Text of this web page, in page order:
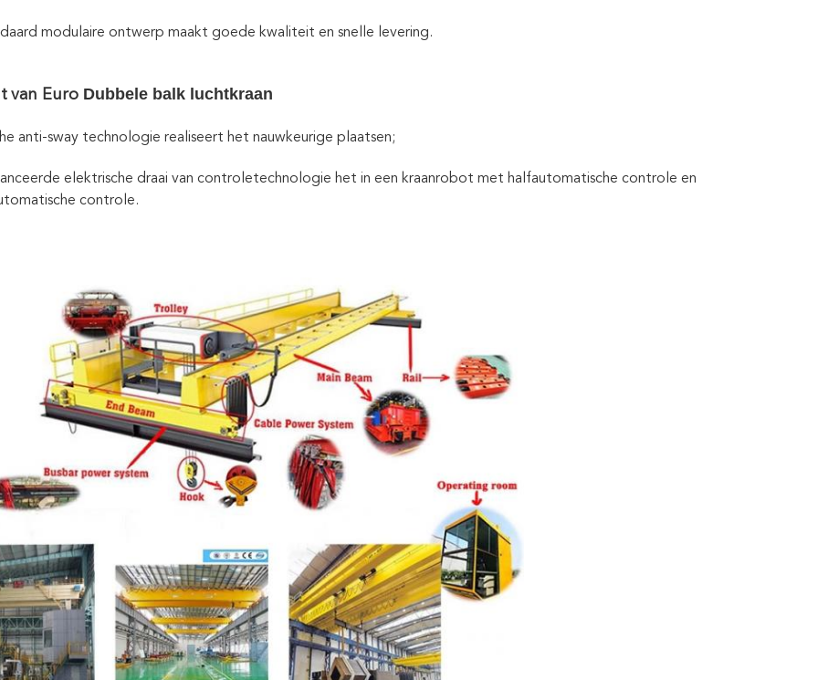
modulaire ontwerp maakt goede kwaliteit en snelle levering.
van Euro Dubbele balk luchtkraan
anti-sway technologie realiseert het nauwkeurige plaatsen;
elektrische draai van controletechnologie het in een kraanrobot met halfautomatische controle en
controle.